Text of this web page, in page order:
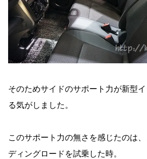
そのためサイドのサポート力が新型
る気がしました。
このサポート力の無さを感じたのは
ディングロードを試乗した時。